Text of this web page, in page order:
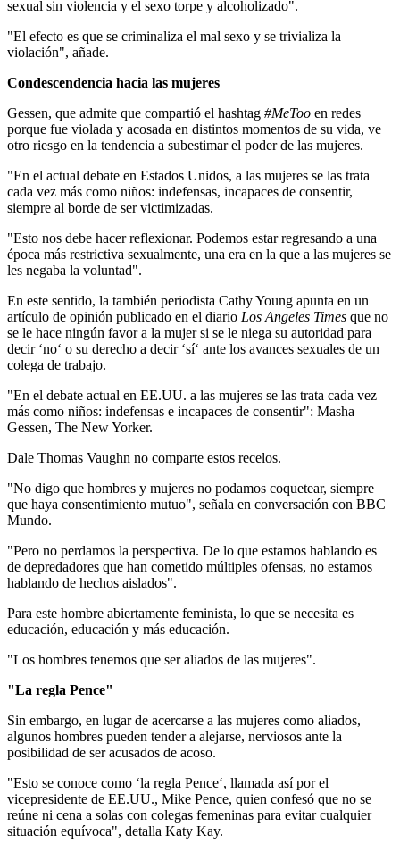
sexual sin violencia y el sexo torpe y alcoholizado".
"El efecto es que se criminaliza el mal sexo y se trivializa la
violación", añade.
Condescendencia hacia las mujeres
Gessen, que admite que compartió el hashtag #MeToo en redes
porque fue violada y acosada en distintos momentos de su vida, ve
otro riesgo en la tendencia a subestimar el poder de las mujeres.
"En el actual debate en Estados Unidos, a las mujeres se las trata
cada vez más como niños: indefensas, incapaces de consentir,
siempre al borde de ser victimizadas.
"Esto nos debe hacer reflexionar. Podemos estar regresando a una
época más restrictiva sexualmente, una era en la que a las mujeres se
les negaba la voluntad".
En este sentido, la también periodista Cathy Young apunta en un
artículo de opinión publicado en el diario Los Angeles Times que no
se le hace ningún favor a la mujer si se le niega su autoridad para
decir ‘no‘ o su derecho a decir ‘sí‘ ante los avances sexuales de un
colega de trabajo.
"En el debate actual en EE.UU. a las mujeres se las trata cada vez
más como niños: indefensas e incapaces de consentir": Masha
Gessen, The New Yorker.
Dale Thomas Vaughn no comparte estos recelos.
"No digo que hombres y mujeres no podamos coquetear, siempre
que haya consentimiento mutuo", señala en conversación con BBC
Mundo.
"Pero no perdamos la perspectiva. De lo que estamos hablando es
de depredadores que han cometido múltiples ofensas, no estamos
hablando de hechos aislados".
Para este hombre abiertamente feminista, lo que se necesita es
educación, educación y más educación.
"Los hombres tenemos que ser aliados de las mujeres".
"La regla Pence"
Sin embargo, en lugar de acercarse a las mujeres como aliados,
algunos hombres pueden tender a alejarse, nerviosos ante la
posibilidad de ser acusados de acoso.
"Esto se conoce como ‘la regla Pence‘, llamada así por el
vicepresidente de EE.UU., Mike Pence, quien confesó que no se
reúne ni cena a solas con colegas femeninas para evitar cualquier
situación equívoca", detalla Katy Kay.